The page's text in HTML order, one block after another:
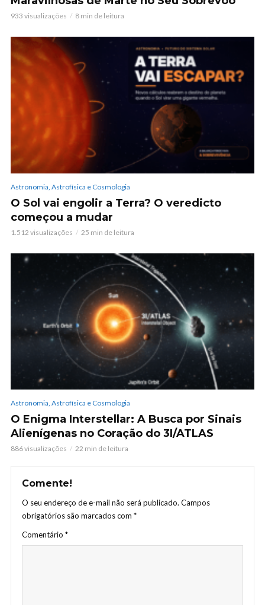
933 visualizações 8 min de leitura
Astronomia, Astrofísica e Cosmologia
O Sol vai engolir a Terra? O veredicto
começou a mudar
1.512 visualizações 25 min de leitura
Astronomia, Astrofísica e Cosmologia
O Enigma Interstellar: A Busca por Sinais
Alienígenas no Coração do 3I/ATLAS
886 visualizações 22 min de leitura
Comente!
O seu endereço de e-mail não será publicado. Campos
obrigatórios são marcados com *
Comentário *